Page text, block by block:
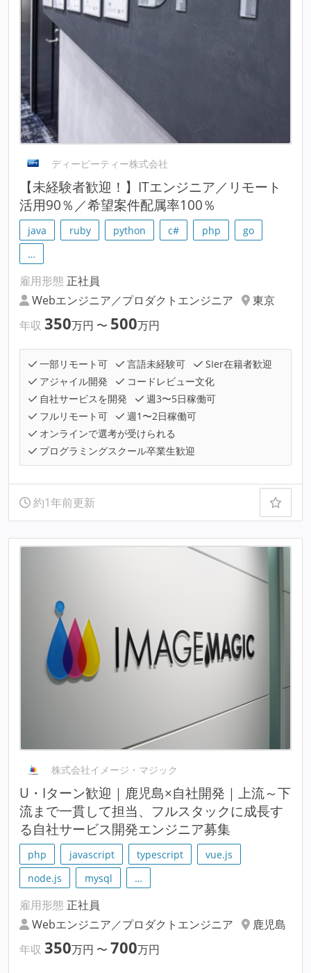
ディーピーティー株式会社
【未経験者歓迎！】ITエンジニア／リモート
活用90％／希望案件配属率100％
java ruby python c# php
go
…
雇用形態 正社員
Webエンジニア／プロダクトエンジニア
東京
年収 350万円 〜 500万円
一部リモート可 言語未経験可
SIer在籍者歓迎
アジャイル開発
コードレビュー文化
自社サービスを開発
週3〜5日稼働可
フルリモート可
週1〜2日稼働可
オンラインで選考が受けられる
プログラミングスクール卒業生歓迎
約1年前更新
株式会社イメージ・マジック
U・Iターン歓迎｜鹿児島×自社開発｜上流～下
流まで一貫して担当、フルスタックに成長す
る自社サービス開発エンジニア募集
php javascript typescript
vue.js
node.js
mysql …
雇用形態 正社員
Webエンジニア／プロダクトエンジニア
鹿児島
年収 350万円 〜 700万円